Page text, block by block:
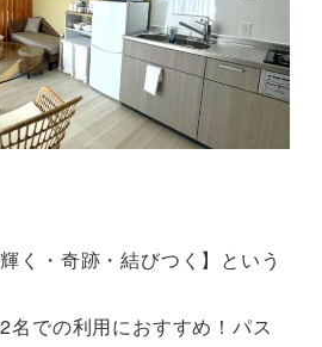
く・奇跡・結びつく】という
名での利用におすすめ！パス